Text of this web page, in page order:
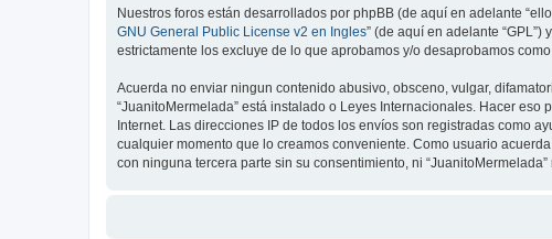
Nuestros foros están desarrollados por phpBB (de aquí en adelante
GNU General Public License v2 en Ingles” (de aquí en adelante
estrictamente los excluye de lo que aprobamos y/o desaprobamos
Acuerda no enviar ningun contenido abusivo, obsceno, vulgar,
“JuanitoMermelada” está instalado o Leyes Internacionales. Hacer
Internet. Las direcciones IP de todos los envíos son registradas como
cualquier momento que lo creamos conveniente. Como usuario
con ninguna tercera parte sin su consentimiento, ni